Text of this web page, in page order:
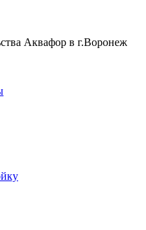
Аквафор в г.Воронеж